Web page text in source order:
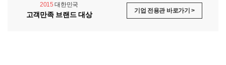
2015 대한민국
고객만족 브랜드 대상 기업 전용관 바로가기 >